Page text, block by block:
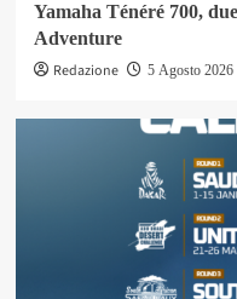
Yamaha Ténéré 700,
Adventure
Redazione
5 Agosto 2026